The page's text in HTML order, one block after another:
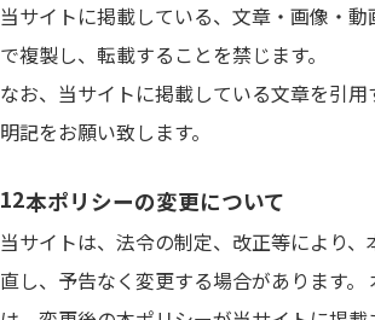
当サイトに掲載している、文章・画像・
で複製し、転載することを禁じます。
なお、当サイトに掲載している文章を引
明記をお願い致します。
本ポリシーの変更について
当サイトは、法令の制定、改正等により
直し、予告なく変更する場合があります。